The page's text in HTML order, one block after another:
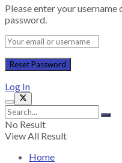
Please enter your
password.
Log In
No Result
View All Result
Home